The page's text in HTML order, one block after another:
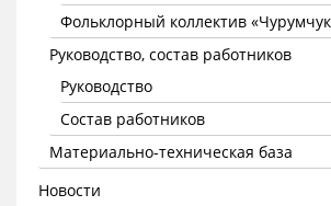
Фольклорный коллектив
Руководство, состав работников
Руководство
Состав работников
Материально-техническая база
Новости